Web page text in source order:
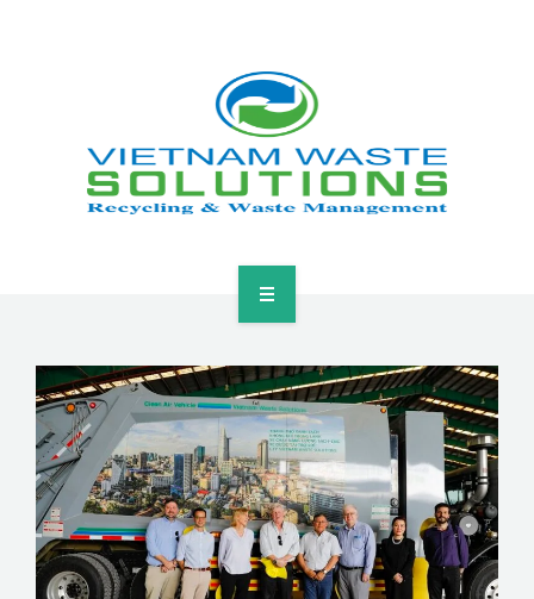
ABOUT
GREEN SOLUTIONS
NEWS & EVENTS
CONTACT